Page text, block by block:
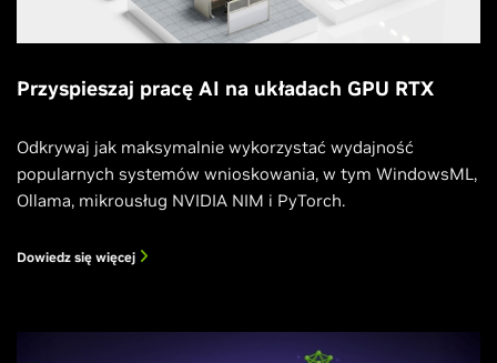
Przyspieszaj pracę AI na układach GPU RTX
Odkrywaj jak maksymalnie wykorzystać wydajność
popularnych systemów wnioskowania, w tym WindowsML,
Ollama, mikrousług NVIDIA NIM i PyTorch.
Dowiedz się więcej